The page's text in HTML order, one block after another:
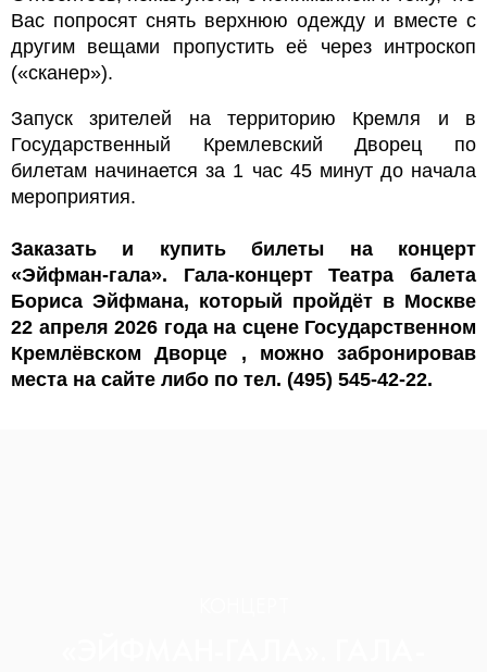
Вас попросят снять верхнюю одежду и вместе с
другим вещами пропустить её через интроскоп
(«сканер»).
Запуск зрителей на территорию Кремля и в
Государственный Кремлевский Дворец по
билетам начинается за 1 час 45 минут до начала
мероприятия.
Заказать и купить билеты на концерт
«Эйфман-гала». Гала-концерт Театра балета
Бориса Эйфмана, который пройдёт в Москве
22 апреля 2026 года на сцене Государственном
Кремлёвском Дворце , можно забронировав
места на сайте либо по тел. (495) 545-42-22.